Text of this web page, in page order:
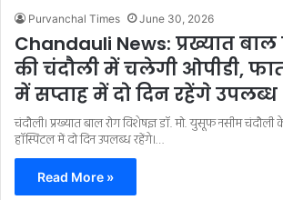
Purvanchal Times June 30, 2026
Chandauli News: प्रख्यात बाल
की चंदौली में चलेगी ओपीडी,
में सप्ताह में दो दिन रहेंगे उपलब्ध
चंदौली। प्रख्यात बाल रोग विशेषज्ञ डॉ. मो. युसूफ नसीम
हॉस्पिटल में दो दिन उपलब्ध रहेंगे।…
Read More »